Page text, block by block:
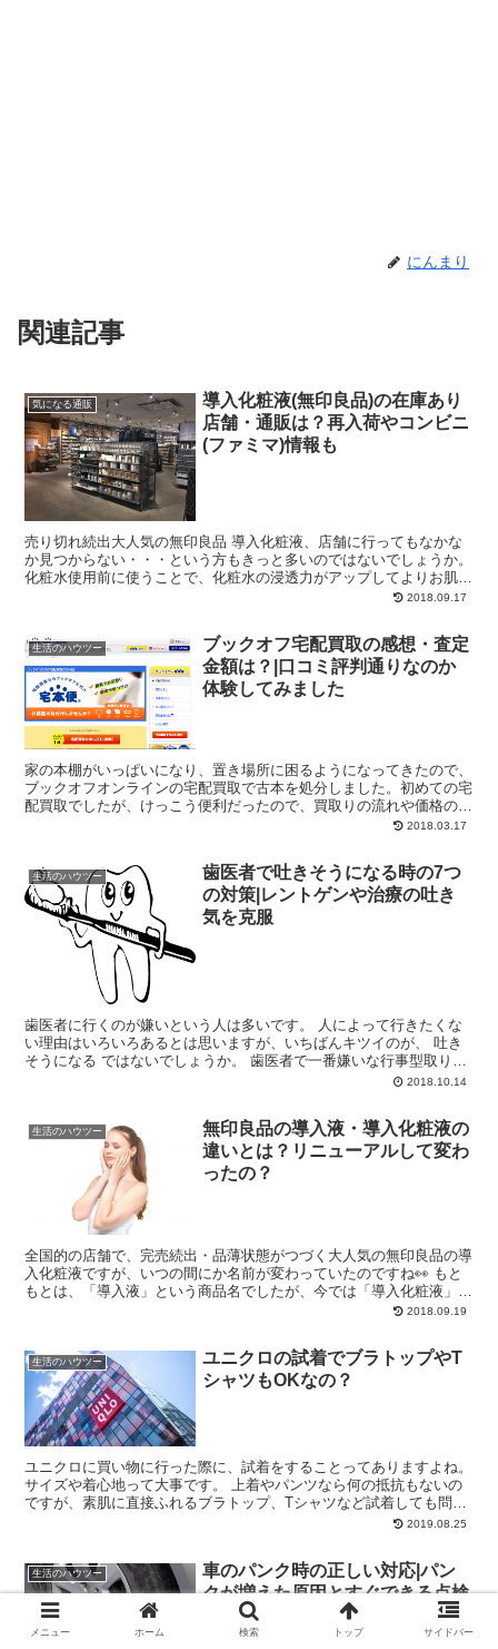
にんまり
関連記事
気になる通販
導入化粧液(無印良品)の在庫あり
店舗・通販は？再入荷やコンビニ
(ファミマ)情報も
売り切れ続出大人気の無印良品 導入化粧液、店舗に行ってもなかな
か見つからない・・・という方もきっと多いのではないでしょうか。
化粧水使用前に使うことで、化粧水の浸透力がアップしてよりお肌が
2018.09.17
生活のハウツー
ブックオフ宅配買取の感想・査定
金額は？|口コミ評判通りなのか
体験してみました
家の本棚がいっぱいになり、置き場所に困るようになってきたので、
ブックオフオンラインの宅配買取で古本を処分しました。初めての宅
配買取でしたが、けっこう便利だったので、買取りの流れや価格の相
場など、まとめてみました。あわせて、ネット上の口コミ評...2018.03.17
生活のハウツー
歯医者で吐きそうになる時の7つ
の対策|レントゲンや治療の吐き
気を克服
歯医者に行くのが嫌いという人は多いです。 人によって行きたくな
い理由はいろいろあるとは思いますが、いちばんキツイのが、 吐き
そうになる ではないでしょうか。 歯医者で一番嫌いな行事型取りの
季節がやってまいりました。昔は吐きまくって型とるだけ...2018.10.14
生活のハウツー
無印良品の導入液・導入化粧液の
違いとは？リニューアルして変わ
ったの？
全国的の店舗で、完売続出・品薄状態がつづく大人気の無印良品の導
入化粧液ですが、いつの間にか名前が変わっていたのですね👀 もと
もとは、「導入液」という商品名でしたが、今では「導入化粧液」と
2018.09.19
生活のハウツー
ユニクロの試着でブラトップやT
シャツもOKなの？
ユニクロに買い物に行った際に、試着をすることってありますよね。
サイズや着心地って大事です。 上着やパンツなら何の抵抗もないの
ですが、素肌に直接ふれるブラトップ、Tシャツなど試着しても問題
はないのでしょうか。また、ユニクロで試着してはいけない...2019.08.25
生活のハウツー
車のパンク時の正しい対応|パン
クが増えた原因とすぐできる点検
方法まとめ
メニュー ホーム 検索 トップ サイドバー